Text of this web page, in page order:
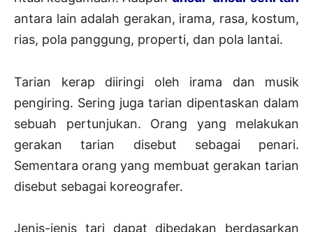
antara lain adalah gerakan, irama, rasa, kostum,
rias, pola panggung, properti, dan pola lantai.
Tarian kerap diiringi oleh irama dan musik
pengiring. Sering juga tarian dipentaskan dalam
sebuah pertunjukan. Orang yang melakukan
gerakan tarian disebut sebagai penari.
Sementara orang yang membuat gerakan tarian
disebut sebagai koreografer.
Jenis-jenis tari dapat dibedakan berdasarkan